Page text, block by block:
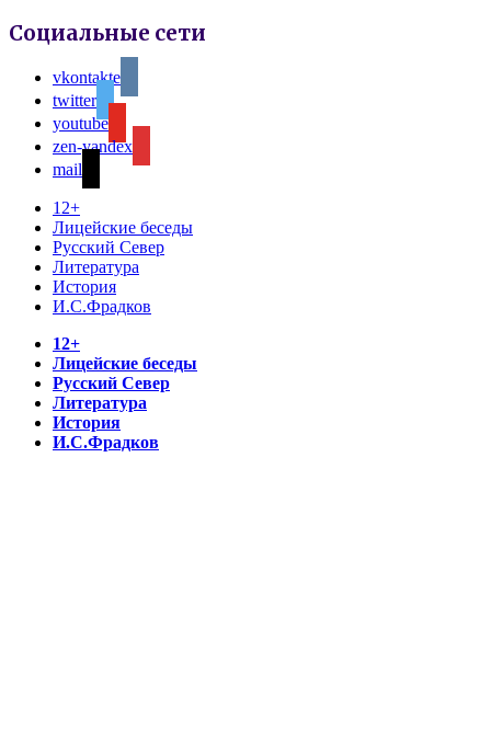
Социальные сети
vkontakte
twitter
youtube
zen-yandex
mail
12+
Лицейские беседы
Русский Север
Литература
История
И.С.Фрадков
12+
Лицейские беседы
Русский Север
Литература
История
И.С.Фрадков